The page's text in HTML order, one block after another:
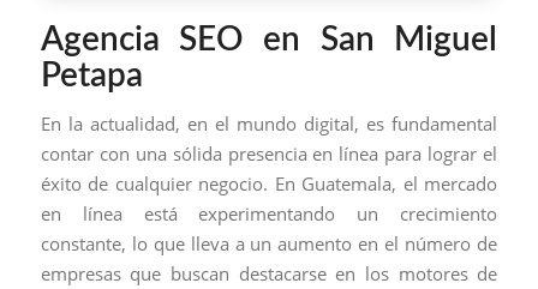
Agencia SEO en San Miguel
Petapa
En la actualidad, en el mundo digital, es fundamental
contar con una sólida presencia en línea para lograr el
éxito de cualquier negocio. En Guatemala, el mercado
en línea está experimentando un crecimiento
constante, lo que lleva a un aumento en el número de
empresas que buscan destacarse en los motores de